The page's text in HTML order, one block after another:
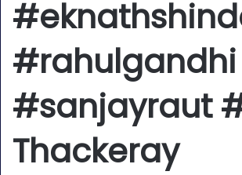
#rahulgandhi
#sanjayraut
Thackeray